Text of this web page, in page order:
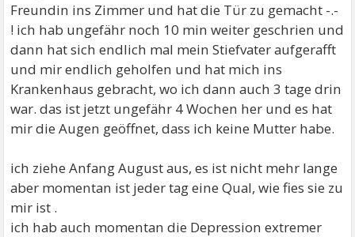
Freundin ins Zimmer und hat die Tür zu gemacht -.-
! ich hab ungefähr noch 10 min weiter geschrien und
dann hat sich endlich mal mein Stiefvater aufgerafft
und mir endlich geholfen und hat mich ins
Krankenhaus gebracht, wo ich dann auch 3 tage drin
war. das ist jetzt ungefähr 4 Wochen her und es hat
mir die Augen geöffnet, dass ich keine Mutter habe.
ich ziehe Anfang August aus, es ist nicht mehr lange
aber momentan ist jeder tag eine Qual, wie fies sie zu
mir ist .
ich hab auch momentan die Depression extremer